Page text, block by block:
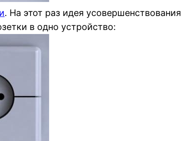
. На этот раз идея усовершенствования
в одно устройство: